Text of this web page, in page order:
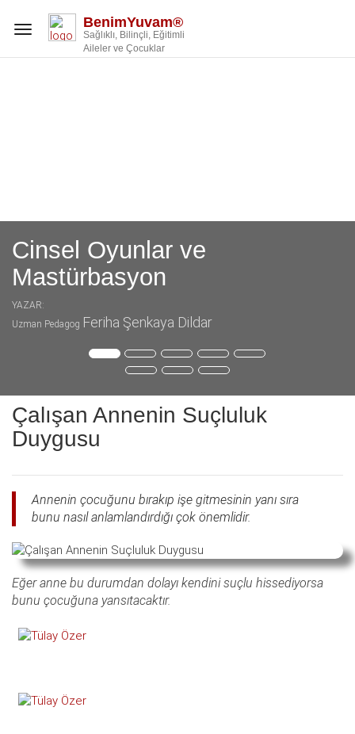
Toggle
BenimYuvam®
Sağlıklı, Bilinçli, Eğitimli
Aileler ve Çocuklar
Cinsel Oyunlar ve
Mastürbasyon
YAZAR:
Uzman Pedagog Feriha Şenkaya Dildar
Çalışan Annenin Suçluluk
Duygusu
Annenin çocuğunu bırakıp işe gitmesinin yanı sıra
bunu nasıl anlamlandırdığı çok önemlidir.
Eğer anne bu durumdan dolayı kendini suçlu hissediyorsa
bunu çocuğuna yansıtacaktır.